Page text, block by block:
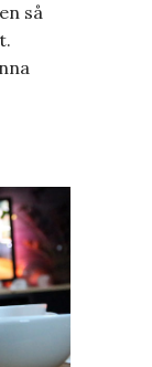
så